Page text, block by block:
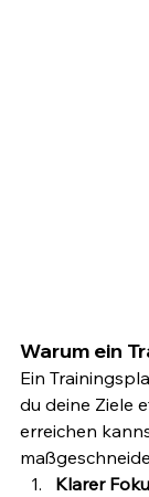
Warum ein
Ein
du deine Ziele
erreichen
Klarer